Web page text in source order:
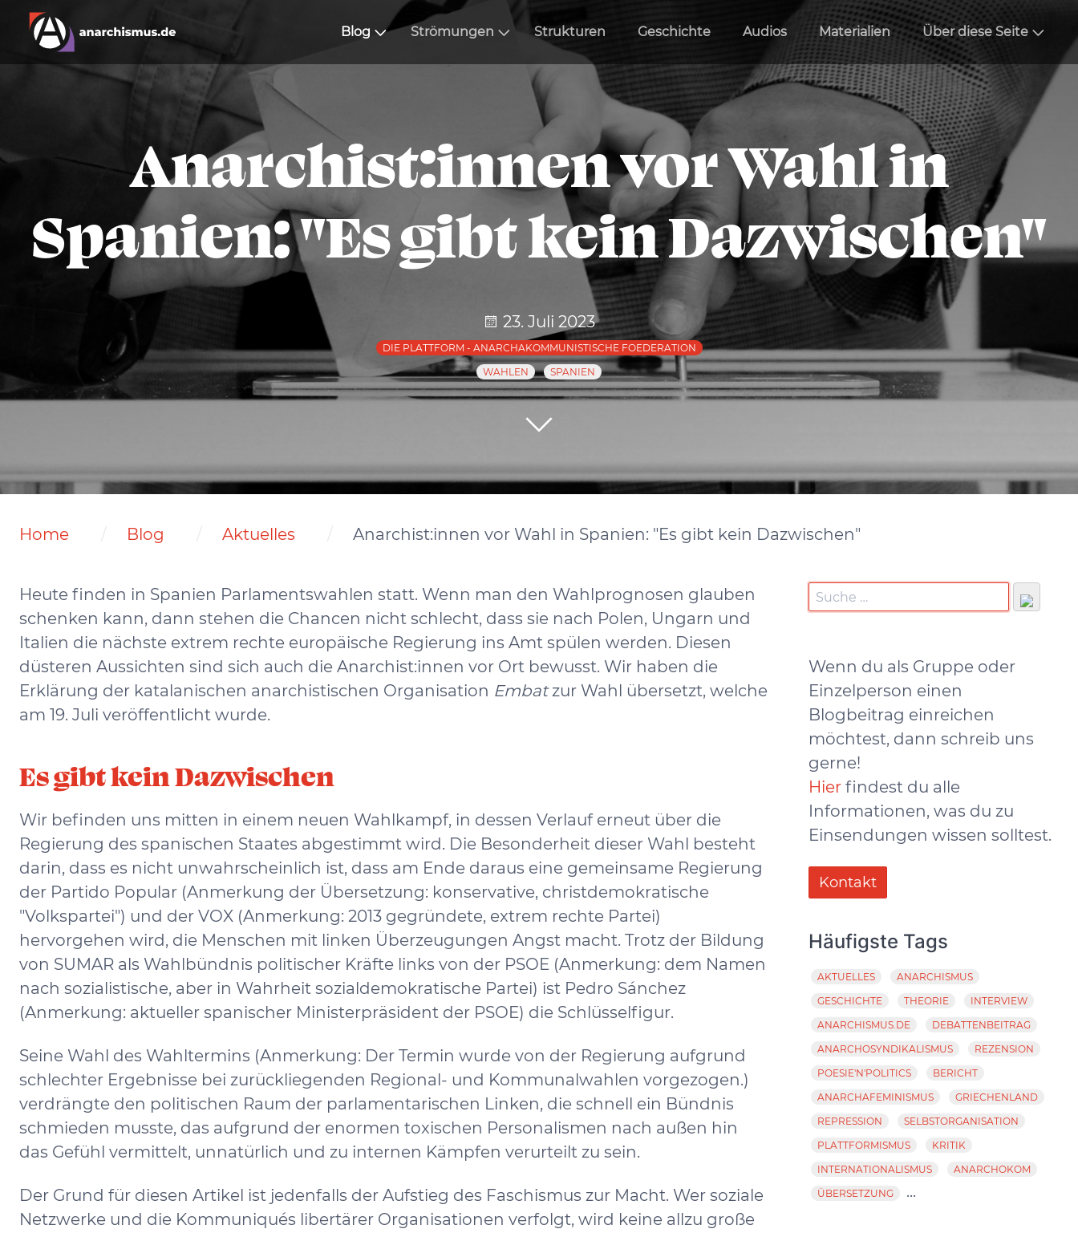
Blog Strömungen Strukturen Geschichte Audios Materialien Über diese Seite
Anarchist:innen vor Wahl in
Spanien: "Es gibt kein Dazwischen"
23. Juli 2023
DIE PLATTFORM - ANARCHAKOMMUNISTISCHE FOEDERATION
WAHLEN
SPANIEN
Home Blog Aktuelles Anarchist:innen vor Wahl in Spanien: "Es gibt kein Dazwischen"
Heute finden in Spanien Parlamentswahlen statt. Wenn man den Wahlprognosen glauben
schenken kann, dann stehen die Chancen nicht schlecht, dass sie nach Polen, Ungarn und
Italien die nächste extrem rechte europäische Regierung ins Amt spülen werden. Diesen
düsteren Aussichten sind sich auch die Anarchist:innen vor Ort bewusst. Wir haben die
Erklärung der katalanischen anarchistischen Organisation Embatzur Wahl übersetzt, welche
am 19. Juli veröffentlicht wurde.
Es gibt kein Dazwischen
Wir befinden uns mitten in einem neuen Wahlkampf, in dessen Verlauf erneut über die
Regierung des spanischen Staates abgestimmt wird. Die Besonderheit dieser Wahl besteht
darin, dass es nicht unwahrscheinlich ist, dass am Ende daraus eine gemeinsame Regierung
der Partido Popular (Anmerkung der Übersetzung: konservative, christdemokratische
"Volkspartei") und der VOX (Anmerkung: 2013 gegründete, extrem rechte Partei)
hervorgehen wird, die Menschen mit linken Überzeugungen Angst macht. Trotz der Bildung
von SUMAR als Wahlbündnis politischer Kräfte links von der PSOE (Anmerkung: dem Namen
nach sozialistische, aber in Wahrheit sozialdemokratische Partei) ist Pedro Sánchez
(Anmerkung: aktueller spanischer Ministerpräsident der PSOE) die Schlüsselfigur.
Seine Wahl des Wahltermins (Anmerkung: Der Termin wurde von der Regierung aufgrund
schlechter Ergebnisse bei zurückliegenden Regional- und Kommunalwahlen vorgezogen.)
verdrängte den politischen Raum der parlamentarischen Linken, die schnell ein Bündnis
schmieden musste, das aufgrund der enormen toxischen Personalismen nach außen hin
das Gefühl vermittelt, unnatürlich und zu internen Kämpfen verurteilt zu sein.
Der Grund für diesen Artikel ist jedenfalls der Aufstieg des Faschismus zur Macht. Wer soziale
Netzwerke und die Kommuniqués libertärer Organisationen verfolgt, wird keine allzu große
Wenn du als Gruppe oder
Einzelperson einen
Blogbeitrag einreichen
möchtest, dann schreib uns
gerne!
Hier findest du alle
Informationen, was du zu
Einsendungen wissen solltest.
Kontakt
Häufigste Tags
AKTUELLES
ANARCHISMUS
GESCHICHTE
THEORIE
INTERVIEW
ANARCHISMUS.DE
DEBATTENBEITRAG
ANARCHOSYNDIKALISMUS
REZENSION
POESIE'N'POLITICS
BERICHT
ANARCHAFEMINISMUS
GRIECHENLAND
REPRESSION
SELBSTORGANISATION
PLATTFORMISMUS
KRITIK
INTERNATIONALISMUS
ANARCHOKOM
ÜBERSETZUNG
...